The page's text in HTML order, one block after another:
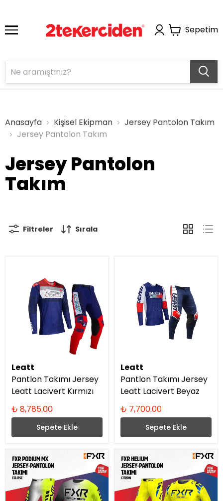
Sepetim
Anasayfa Kişisel Ekipman
Jersey Pantolon Takım
Jersey Pantolon Takım
Jersey Pantolon
Takım
Filtreler Sırala
Leatt
Pantlon Takımı Jersey
Leatt Lacivert Kırmızı
₺ 8,785.00
Sepete Ekle
Leatt
Pantlon Takımı Jersey
Leatt Lacivert Beyaz
₺ 7,700.00
Sepete Ekle